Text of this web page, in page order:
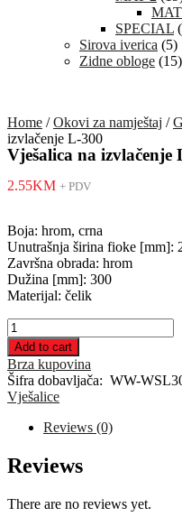
SPECIAL
Sirova iverica (5)
Zidne obloge (15)
Home /Okovi za namještaj /
izvlačenje L-300
Vješalica na izvlačenje
2.55KM + PDV
Boja: hrom, crna
Unutrašnja širina fioke [mm]:
Završna obrada: hrom
Dužina [mm]: 300
Materijal: čelik
Vješalica
na
izvlačenje
L-
300
quantity
Add to cart
Brza kupovina
Šifra dobavljača: WW-
Vješalice
Reviews (0)
Reviews
There are no reviews yet.